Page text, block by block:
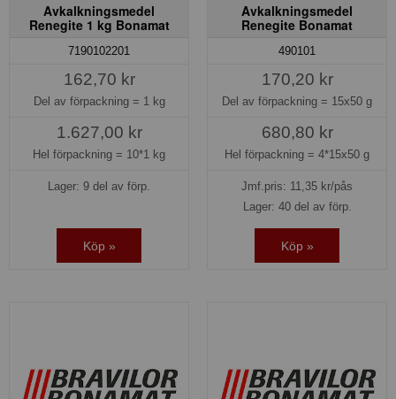
Avkalkningsmedel
Renegite 1 kg Bonamat
7190102201
162,70 kr
Del av förpackning = 1 kg
1.627,00 kr
Hel förpackning = 10*1 kg
Lager: 9 del av förp.
Köp »
Avkalkningsmedel
Renegite Bonamat
490101
170,20 kr
Del av förpackning = 15x50 g
680,80 kr
Hel förpackning = 4*15x50 g
Jmf.pris: 11,35 kr/pås
Lager: 40 del av förp.
Köp »